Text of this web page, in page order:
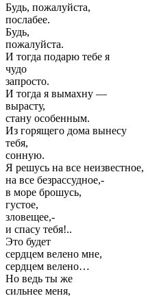
Будь, пожалуйста,
послабее.
Будь,
пожалуйста.
И тогда подарю тебе я
чудо
запросто.
И тогда я вымахну —
вырасту,
стану особенным.
Из горящего дома вынесу
тебя,
сонную.
Я решусь на все неизвестное,
на все безрассудное,-
в море брошусь,
густое,
зловещее,-
и спасу тебя!..
Это будет
сердцем велено мне,
сердцем велено…
Но ведь ты же
сильнее меня,